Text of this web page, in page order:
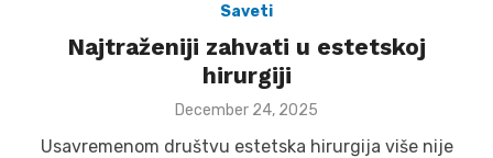
Saveti
Najtraženiji zahvati u estetskoj
hirurgiji
Posted
December 24, 2025
Usavremenom društvu estetska hirurgija više nije